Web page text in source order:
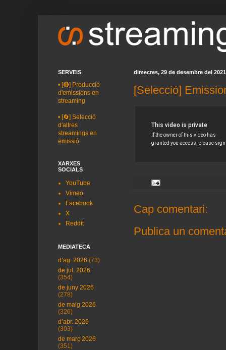
dimecres, 29 de desembre del 2021
[Selecció]
Cap comentari:
Publica un
SERVEIS
• [🔴] Producció
d'emissions en
streaming
• [🔄] Selecció
d'altres
streamings en
emissió
XARXES
SOCIALS
YouTube
Vimeo
Facebook
X
Reddit
MEDIATECA
d’ag. 2026 (73)
de jul. 2026
(354)
de juny 2026
(278)
de maig 2026
(326)
d’abr. 2026
(303)
de març 2026
(351)